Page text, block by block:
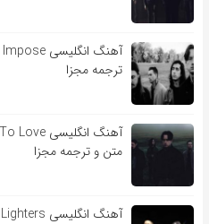
ترجمه مجزا
متن و ترجمه مجزا